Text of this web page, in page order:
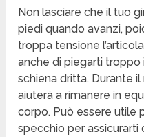
Non lasciare che il tuo
piedi quando avanzi,
troppa tensione
anche di piegarti troppo
schiena dritta. Durante
aiuterà a rimanere in
corpo. Può essere utile
specchio per